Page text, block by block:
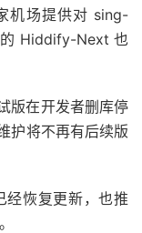
机场提供对 sing-
Hiddify-Next 也
版在开发者删库停
护将不再有后续版
经恢复更新，也推